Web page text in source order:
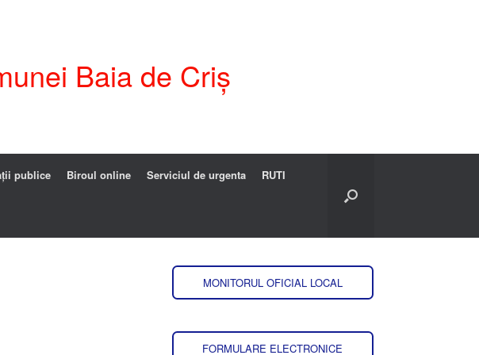
Baia de Criș
publice Biroul online Serviciul de urgenta RUTI
MONITORUL OFICIAL LOCAL
FORMULARE ELECTRONICE